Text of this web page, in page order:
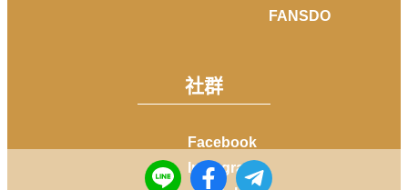
FANSDO
社群
Facebook
Instagram